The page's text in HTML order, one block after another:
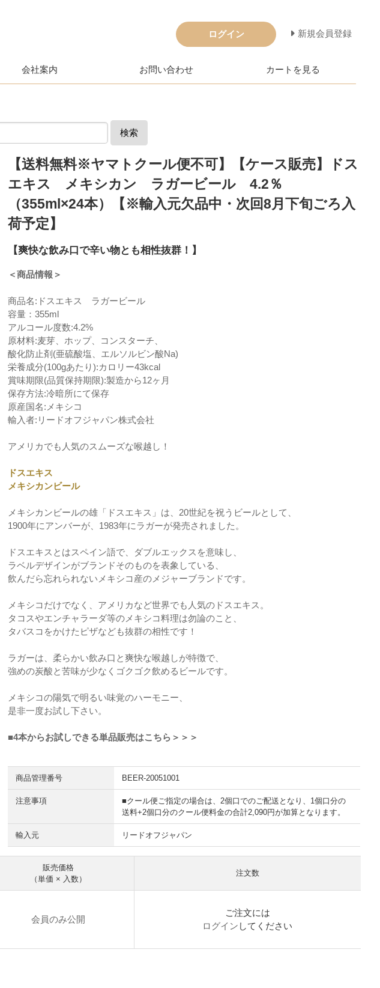
ログイン 新規会員登録
会社案内 お問い合わせ カートを見る
検索
【送料無料※ヤマトクール便不可】【ケース販売】ドス
エキス メキシカン ラガービール 4.2％
（355ml×24本）【※輸入元欠品中・次回8月下旬ごろ入
荷予定】
【爽快な飲み口で辛い物とも相性抜群！】
＜商品情報＞
商品名:ドスエキス ラガービール
容量：355ml
アルコール度数:4.2%
原材料:麦芽、ホップ、コンスターチ、
酸化防止剤(亜硫酸塩、エルソルビン酸Na)
栄養成分(100gあたり):カロリー43kcal
賞味期限(品質保持期限):製造から12ヶ月
保存方法:冷暗所にて保存
原産国名:メキシコ
輸入者:リードオフジャパン株式会社
アメリカでも人気のスムーズな喉越し！
ドスエキス
メキシカンビール
メキシカンビールの雄「ドスエキス」は、20世紀を祝うビールとして、
1900年にアンバーが、1983年にラガーが発売されました。
ドスエキスとはスペイン語で、ダブルエックスを意味し、
ラベルデザインがブランドそのものを表象している、
飲んだら忘れられないメキシコ産のメジャーブランドです。
メキシコだけでなく、アメリカなど世界でも人気のドスエキス。
タコスやエンチャラーダ等のメキシコ料理は勿論のこと、
タバスコをかけたピザなども抜群の相性です！
ラガーは、柔らかい飲み口と爽快な喉越しが特徴で、
強めの炭酸と苦味が少なくゴクゴク飲めるビールです。
メキシコの陽気で明るい味覚のハーモニー、
是非一度お試し下さい。
■4本からお試しできる単品販売はこちら＞＞＞
商品管理番号 BEER-20051001
注意事項
■クール便ご指定の場合は、2個口でのご配送となり、1個口分の
送料+2個口分のクール便料金の合計2,090円が加算となります。
輸入元 リードオフジャパン
販売価格
（単価 × 入数）
注文数
会員のみ公開
ご注文には
ログイン してください